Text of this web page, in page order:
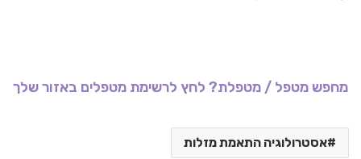
מחפש מטפל / מטפלת? לחץ לרשימת מטפלים באזור שלך
אסטרולוגיה התאמת מזלות